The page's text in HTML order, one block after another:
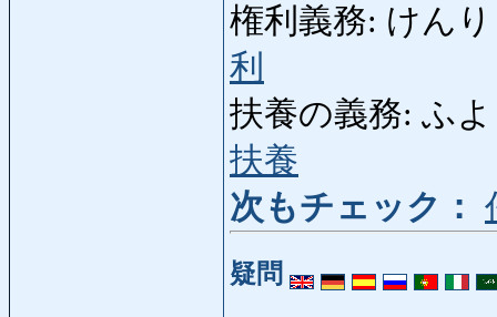
権利義務: けん
利
扶養の義務: ふ
扶養
次もチェック：
疑問